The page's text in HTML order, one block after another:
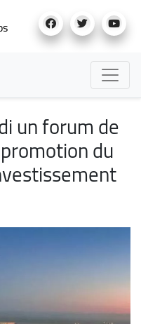
un forum de
du